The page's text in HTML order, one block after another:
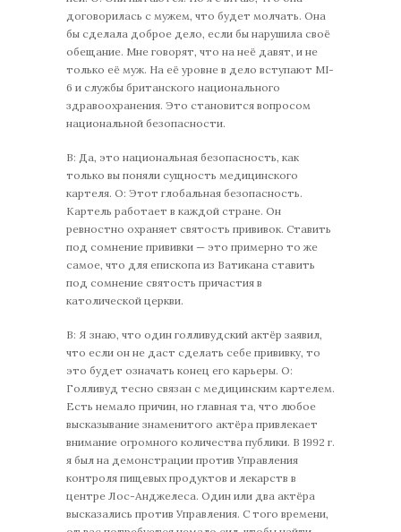
договорилась с мужем, что будет молчать. Она
бы сделала доброе дело, если бы нарушила своё
обещание. Мне говорят, что на неё давят, и не
только её муж. На её уровне в дело вступают MI-
6 и службы британского национального
здравоохранения. Это становится вопросом
национальной безопасности.
В: Да, это национальная безопасность, как
только вы поняли сущность медицинского
картеля. О: Этот глобальная безопасность.
Картель работает в каждой стране. Он
ревностно охраняет святость прививок. Ставить
под сомнение прививки — это примерно то же
самое, что для епископа из Ватикана ставить
под сомнение святость причастия в
католической церкви.
В: Я знаю, что один голливудский актёр заявил,
что если он не даст сделать себе прививку, то
это будет означать конец его карьеры. О:
Голливуд тесно связан с медицинским картелем.
Есть немало причин, но главная та, что любое
высказывание знаменитого актёра привлекает
внимание огромного количества публики. В 1992 г.
я был на демонстрации против Управления
контроля пищевых продуктов и лекарств в
центре Лос-Анджелеса. Один или два актёра
высказались против Управления. С того времени,